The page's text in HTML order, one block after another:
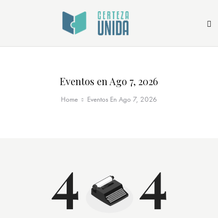
Eventos en Ago 7, 2026
Home Eventos En Ago 7, 2026